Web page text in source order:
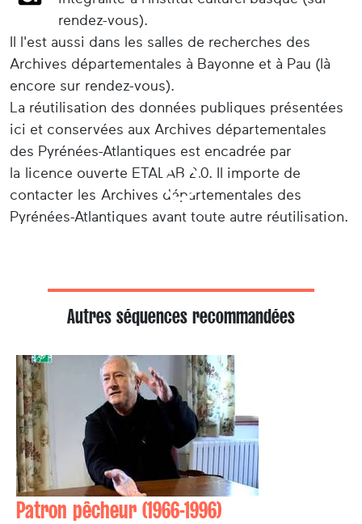
rendez-vous).
Il l'est aussi dans les salles de recherches des
Archives départementales à Bayonne et à Pau (là
encore sur rendez-vous).
La réutilisation des données publiques présentées
ici et conservées aux Archives départementales
des Pyrénées-Atlantiques est encadrée par
la licence ouverte ETALAB 2.0. Il importe de
contacter les Archives départementales des
Pyrénées-Atlantiques avant toute autre réutilisation.
Autres séquences recommandées
Patron pêcheur (1966-1996)